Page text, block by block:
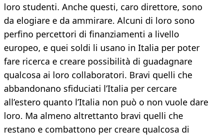
loro studenti. Anche questi, caro direttore, sono
da elogiare e da ammirare. Alcuni di loro sono
perfino percettori di finanziamenti a livello
europeo, e quei soldi li usano in Italia per poter
fare ricerca e creare possibilità di guadagnare
qualcosa ai loro collaboratori. Bravi quelli che
abbandonano sfiduciati l’Italia per cercare
all’estero quanto l’Italia non può o non vuole dare
loro. Ma almeno altrettanto bravi quelli che
restano e combattono per creare qualcosa di